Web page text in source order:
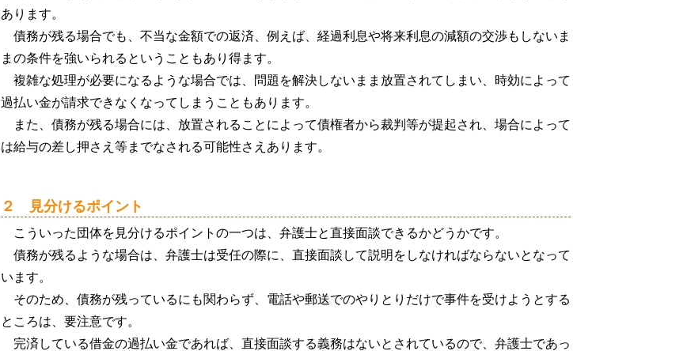
あります。
債務が残る場合でも、不当な金額での返済、例えば、経過利息や将来利息の減額の交渉もしないま
まの条件を強いられるということもあり得ます。
複雑な処理が必要になるような場合では、問題を解決しないまま放置されてしまい、時効によって
過払い金が請求できなくなってしまうこともあります。
また、債務が残る場合には、放置されることによって債権者から裁判等が提起され、場合によって
は給与の差し押さえ等までなされる可能性さえあります。
２ 見分けるポイント
こういった団体を見分けるポイントの一つは、弁護士と直接面談できるかどうかです。
債務が残るような場合は、弁護士は受任の際に、直接面談して説明をしなければならないとなって
います。
そのため、債務が残っているにも関わらず、電話や郵送でのやりとりだけで事件を受けようとする
ところは、要注意です。
完済している借金の過払い金であれば、直接面談する義務はないとされているので、弁護士であっ